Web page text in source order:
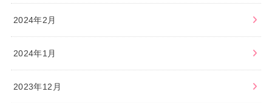
2024年2月
2024年1月
2023年12月